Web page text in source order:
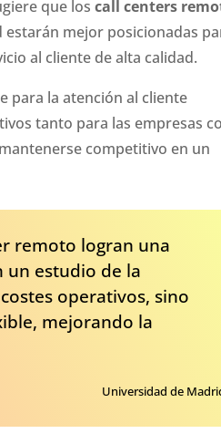
que loscall centers
mejor posicionadas
al cliente de alta calidad.
para la atención al cliente
tanto para las empresas
competitivo en un
remoto logran una
un estudio de la
operativos, sino
mejorando la
Universidad de